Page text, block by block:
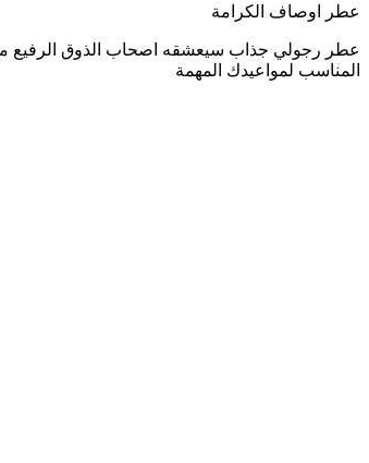
عطر اوصاف الكرامة
عطر رجولي جذاب سيعشقه اصحاب الذوق الرفيع من
المناسب لمواعيدك المهمة